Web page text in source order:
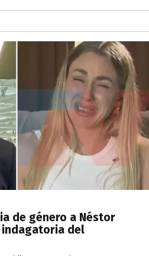
de género a Néstor
del